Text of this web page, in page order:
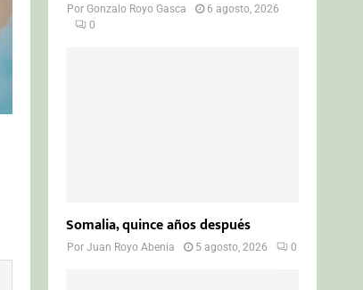
PorGonzalo Royo Gasca
6 agosto, 2026
0
Somalia, quince años después
PorJuan Royo Abenia 5 agosto, 2026 0